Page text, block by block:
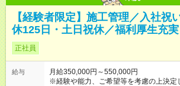
【経験者限定】施工管理／入社祝
休125日・土日祝休／福利厚生充実
正社員
給与
月給350,000円～550,000円
※経験や能⼒、ご希望等を考慮の上決定します 【試用